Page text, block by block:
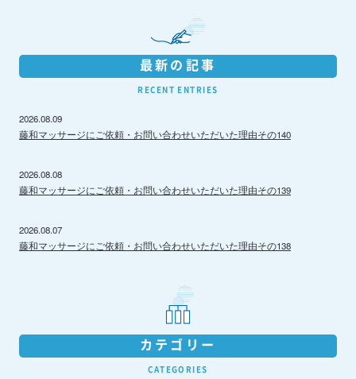
最新の記事
RECENT ENTRIES
2026.08.09
藤和マッサージにご依頼・お問い合わせいただいた理由その140
2026.08.08
藤和マッサージにご依頼・お問い合わせいただいた理由その139
2026.08.07
藤和マッサージにご依頼・お問い合わせいただいた理由その138
カテゴリー
CATEGORIES